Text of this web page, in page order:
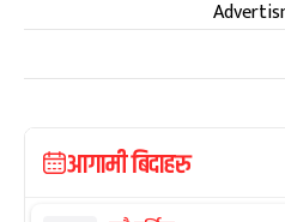
आगामी बिदाहरु